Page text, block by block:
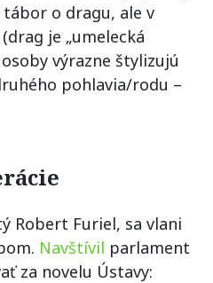
o dragu, ale v
je „umelecká
výrazne štylizujú
pohlavia/rodu –
Robert Furiel, sa vlani
Navštívil parlament
za novelu Ústavy: